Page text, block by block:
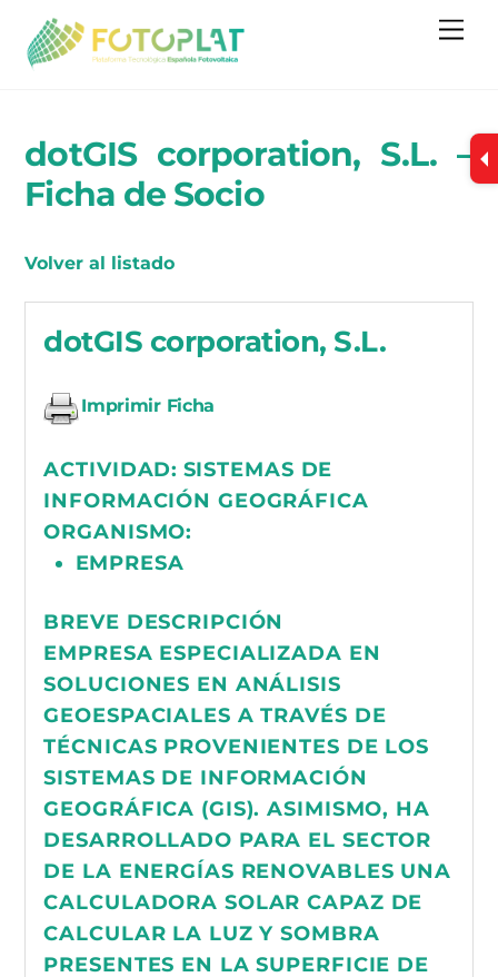
content
dotGIS corporation, S.L. –
Ficha de Socio
Volver al listado
dotGIS corporation, S.L.
Imprimir Ficha
ACTIVIDAD: SISTEMAS DE
INFORMACIÓN GEOGRÁFICA
ORGANISMO:
EMPRESA
BREVE DESCRIPCIÓN
EMPRESA ESPECIALIZADA EN
SOLUCIONES EN ANÁLISIS
GEOESPACIALES A TRAVÉS DE
TÉCNICAS PROVENIENTES DE LOS
SISTEMAS DE INFORMACIÓN
GEOGRÁFICA (GIS). ASIMISMO, HA
DESARROLLADO PARA EL SECTOR
DE LA ENERGÍAS RENOVABLES UNA
CALCULADORA SOLAR CAPAZ DE
CALCULAR LA LUZ Y SOMBRA
PRESENTES EN LA SUPERFICIE DE